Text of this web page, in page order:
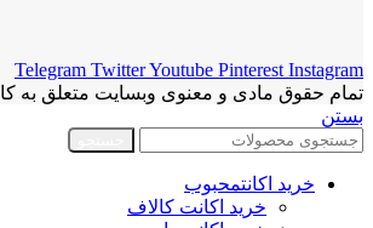
Telegram TwitterYoutube Pinterest Instagram
تمام حقوق مادی و معنوی وبسایت متعلق به
بستن
خرید اکانتمحبوب
خرید اکانت کالاف